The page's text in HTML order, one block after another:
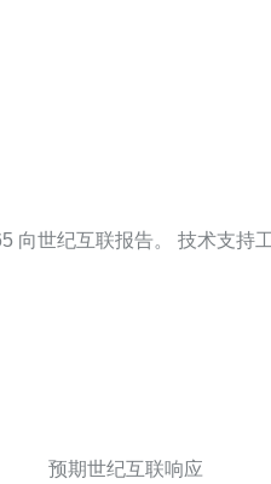
向世纪互联报告。 技术支持
预期世纪互联响应